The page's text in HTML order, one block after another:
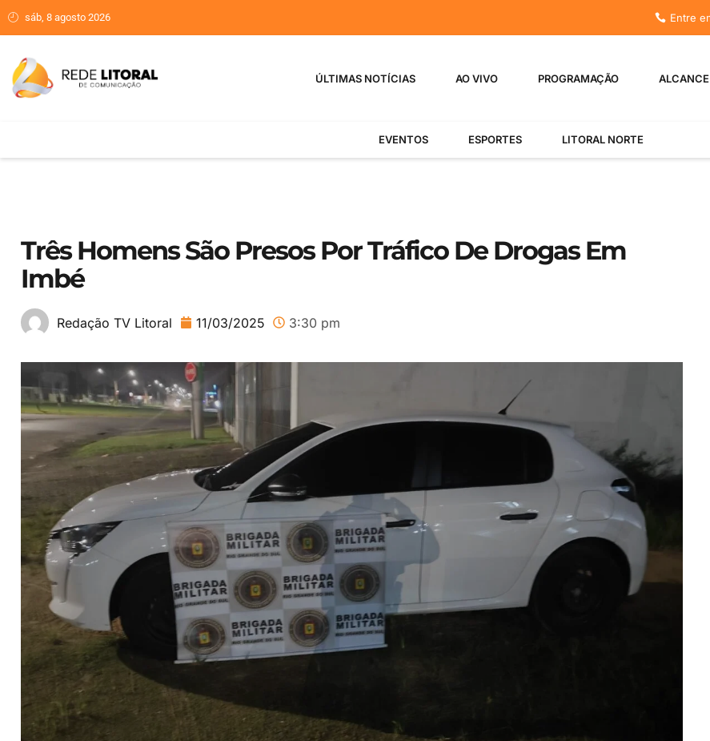
sáb, 8 agosto 2026 Entre
ÚLTIMAS NOTÍCIAS AO VIVO PROGRAMAÇÃO ALCANCE
EVENTOS ESPORTES LITORAL NORTE
Três Homens São Presos Por Tráfico De Drogas Em
Imbé
Redação TV Litoral 11/03/2025 3:30 pm